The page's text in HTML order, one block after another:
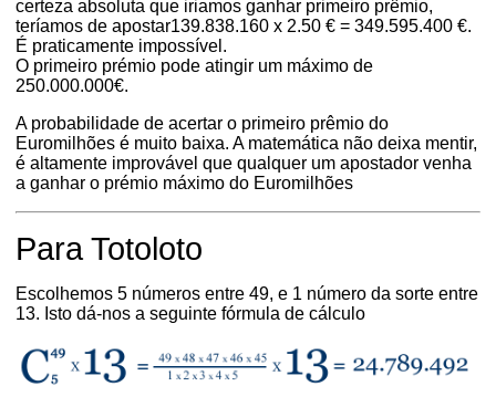
certeza absoluta que iriamos ganhar primeiro prêmio,
teríamos de apostar139.838.160 x 2.50 € = 349.595.400 €.
É praticamente impossível.
O primeiro prémio pode atingir um máximo de
250.000.000€.
A probabilidade de acertar o primeiro prêmio do
Euromilhões é muito baixa. A matemática não deixa mentir,
é altamente improvável que qualquer um apostador venha
a ganhar o prémio máximo do Euromilhões
Para Totoloto
Escolhemos 5 números entre 49, e 1 número da sorte entre
13. Isto dá-nos a seguinte fórmula de cálculo